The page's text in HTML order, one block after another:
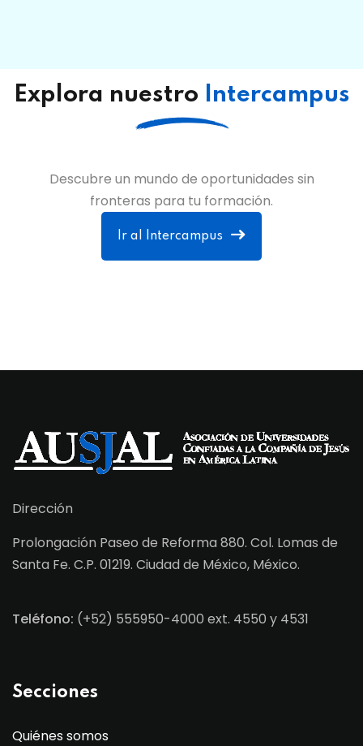
Explora nuestro Intercampus
Descubre un mundo de oportunidades sin
fronteras para tu formación.
Ir al Intercampus
Dirección
Prolongación Paseo de Reforma 880. Col. Lomas de
Santa Fe. C.P. 01219. Ciudad de México, México.
Teléfono: (+52) 555950-4000 ext. 4550 y 4531
Secciones
Quiénes somos